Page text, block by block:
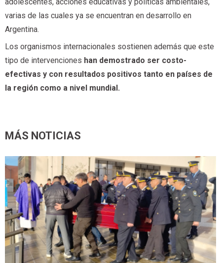
varias de las cuales ya se encuentran en desarrollo en
Argentina.
Los organismos internacionales sostienen además que este
tipo de intervenciones han demostrado ser costo-
efectivas y con resultados positivos tanto en países de
la región como a nivel mundial.
MÁS NOTICIAS